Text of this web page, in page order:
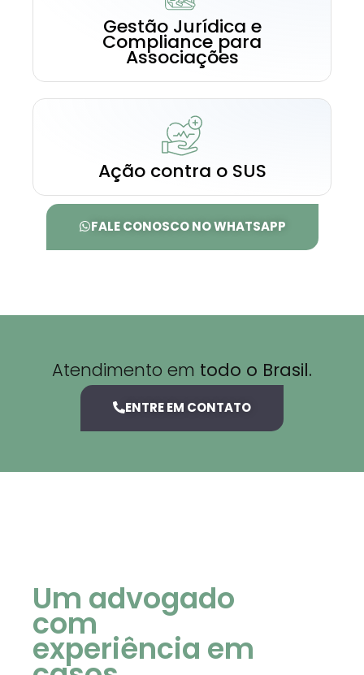
Gestão Jurídica e
Compliance para
Associações
Ação contra o SUS
FALE CONOSCO NO WHATSAPP
Atendimento em todo o Brasil.
ENTRE EM CONTATO
Um advogado
com
experiência em